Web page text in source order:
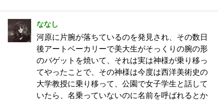
ななし
河原に片腕が落ちているのを発見され、その数日
後アートベーカリーで美大生がそっくりの腕の形
のバゲットを焼いて、それは実は神様が乗り移っ
てやったことで、その神様は今度は西洋美術史の
大学教授に乗り移って、公園で女子学生と話して
いたら、名乗っていないのに名前を呼ばれるとか